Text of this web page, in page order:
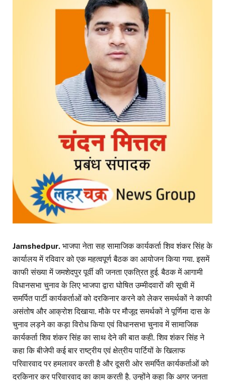
Jamshedpur. भाजपा नेता सह सामाजिक कार्यकर्ता शिव शंकर सिंह के
कार्यालय में रविवार को एक महत्वपूर्ण बैठक का आयोजन किया गया. इसमें
काफी संख्या में जमशेदपुर पूर्वी की जनता एकत्रित हुई. बैठक में आगामी
विधानसभा चुनाव के लिए भाजपा द्वारा घोषित उम्मीदवारों की सूची में
समर्पित पार्टी कार्यकर्ताओं को दरकिनार करने को लेकर समर्थकों ने काफी
असंतोष और आक्रोश दिखाया. मौके पर मौजूद समर्थकों ने पूर्णिमा दास के
चुनाव लड़ने का कड़ा विरोध किया एवं विधानसभा चुनाव में सामाजिक
कार्यकर्ता शिव शंकर सिंह का साथ देने की बात कही. शिव शंकर सिंह ने
कहा कि बीजेपी कई बार राष्ट्रीय एवं क्षेत्रीय पार्टियों के खिलाफ
परिवारवाद पर हमलावर करती है और दूसरी ओर समर्पित कार्यकर्ताओं को
दरकिनार कर परिवारवाद का काम करती है. उन्होंने कहा कि अगर जनता